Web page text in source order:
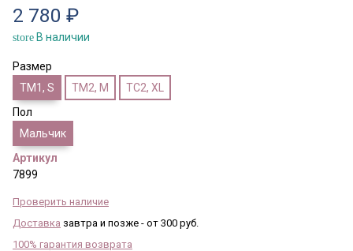
2 780 ₽
store В наличии
Размер
ТМ1, S
ТМ2, M
ТС2, XL
Пол
Мальчик
Артикул
7899
Проверить наличие
Доставка завтра и позже - от 300 руб.
100% гарантия возврата